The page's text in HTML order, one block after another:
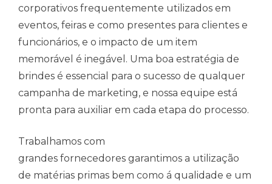
corporativos frequentemente utilizados em
eventos, feiras e como presentes para clientes e
funcionários, e o impacto de um item
memorável é inegável. Uma boa estratégia de
brindes é essencial para o sucesso de qualquer
campanha de marketing, e nossa equipe está
pronta para auxiliar em cada etapa do processo.
Trabalhamos com
grandes fornecedores garantimos a utilização
de matérias primas bem como á qualidade e um